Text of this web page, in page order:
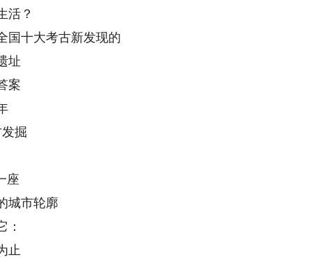
？
十大考古新发现的
址
案
掘
座
市轮廓
止